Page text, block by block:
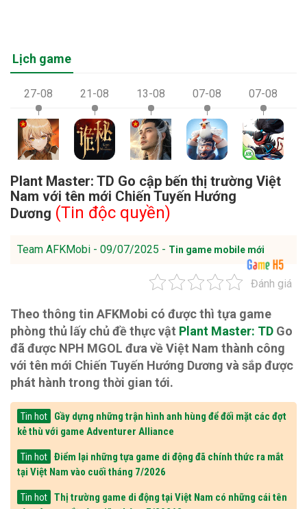
Lịch game
27-08 21-08 13-08 07-08 07-08
Plant Master: TD Go cập bến thị trường Việt
Nam với tên mới Chiến Tuyến Hướng
Dương (Tin độc quyền)
Team AFKMobi - 09/07/2025 - Tin game mobile mới
Đánh giá
Theo thông tin AFKMobi có được thì tựa game
phòng thủ lấy chủ đề thực vật Plant Master: TD Go
đã được NPH MGOL đưa về Việt Nam thành công
với tên mới Chiến Tuyến Hướng Dương và sắp được
phát hành trong thời gian tới.
Tin hot
Gầy dựng những trận hình anh hùng để đối mặt các đợt
kẻ thù với game Adventurer Alliance
Tin hot
Điểm lại những tựa game di động đã chính thức ra mắt
tại Việt Nam vào cuối tháng 7/2026
Tin hot
Thị trường game di động tại Việt Nam có những cái tên